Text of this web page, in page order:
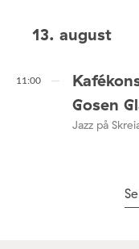
13. august
11:00
Gosen
Jazz på